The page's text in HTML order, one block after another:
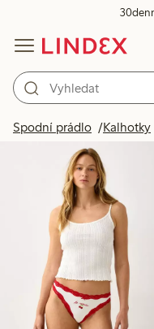
Spodní prádlo Kalhotky